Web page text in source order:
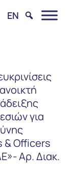
EN
για
& Officers
Αρ. Διακ.